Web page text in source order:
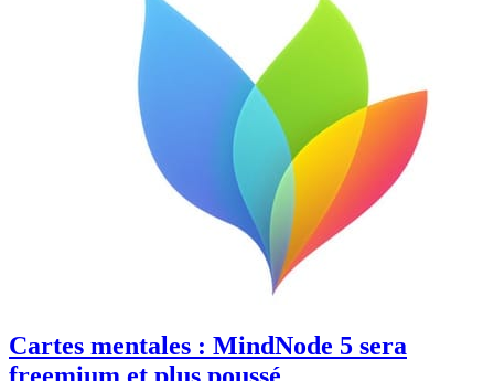
Cartes mentales : MindNode 5 sera